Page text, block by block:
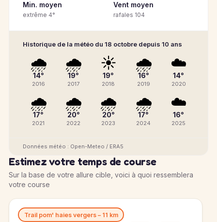
Min. moyen
extrême 4°
Vent moyen
rafales 104
Historique de la météo du 18 octobre depuis 10 ans
🌧️
14°
2016
🌧️
19°
2017
☀️
19°
2018
🌧️
16°
2019
☁️
14°
2020
🌧️
17°
2021
🌧️
20°
2022
🌧️
20°
2023
🌧️
17°
2024
☁️
16°
2025
Données météo : Open-Meteo / ERA5
Estimez votre temps de course
Sur la base de votre allure cible, voici à quoi ressemblera
votre course
Trail pom' haies vergers – 11 km